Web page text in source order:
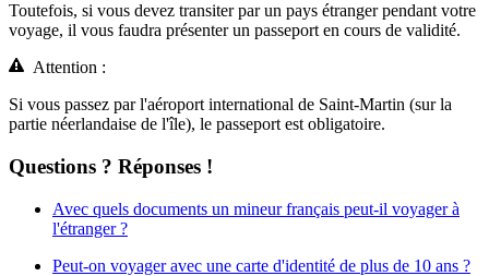
Toutefois, si vous devez transiter par un pays étranger pendant votre
voyage, il vous faudra présenter un passeport en cours de validité.
Attention :
Si vous passez par l'aéroport international de Saint-Martin (sur la
partie néerlandaise de l'île), le passeport est obligatoire.
Questions ? Réponses !
Avec quels documents un mineur français peut-il voyager à
l'étranger ?
Peut-on voyager avec une carte d'identité de plus de 10 ans ?